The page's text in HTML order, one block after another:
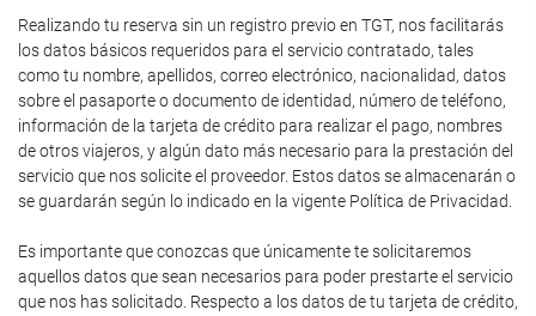
Realizando tu reserva sin un registro previo en TGT, nos facilitarás
los datos básicos requeridos para el servicio contratado, tales
como tu nombre, apellidos, correo electrónico, nacionalidad, datos
sobre el pasaporte o documento de identidad, número de teléfono,
información de la tarjeta de crédito para realizar el pago, nombres
de otros viajeros, y algún dato más necesario para la prestación del
servicio que nos solicite el proveedor. Estos datos se almacenarán o
se guardarán según lo indicado en la vigente Política de Privacidad.
Es importante que conozcas que únicamente te solicitaremos
aquellos datos que sean necesarios para poder prestarte el servicio
que nos has solicitado. Respecto a los datos de tu tarjeta de crédito,